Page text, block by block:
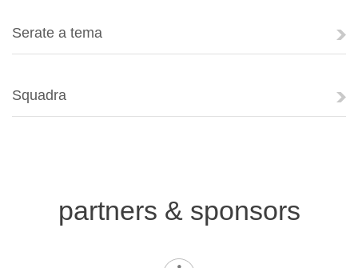
Serate a tema
Squadra
partners & sponsors